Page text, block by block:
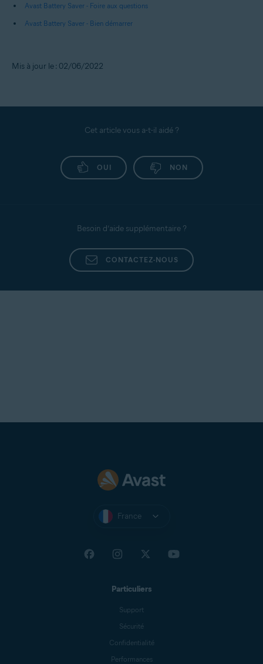
Avast Battery Saver - Foire aux questions
Avast Battery Saver - Bien démarrer
Mis à jour le : 02/06/2022
Cet article vous a-t-il aidé ?
OUI NON
Besoin d’aide supplémentaire ?
CONTACTEZ-NOUS
France
Particuliers
Support
Sécurité
Confidentialité
Performances